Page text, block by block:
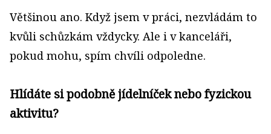
Většinou ano. Když jsem v práci, nezvládám to
kvůli schůzkám vždycky. Ale i v kanceláři,
pokud mohu, spím chvíli odpoledne.
Hlídáte si podobně jídelníček nebo fyzickou
aktivitu?